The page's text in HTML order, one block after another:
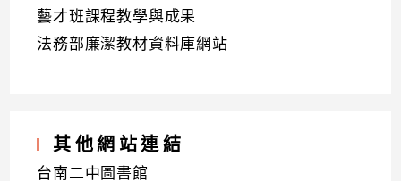
藝才班課程教學與成果
法務部廉潔教材資料庫網站
其他網站連結
台南二中圖書館